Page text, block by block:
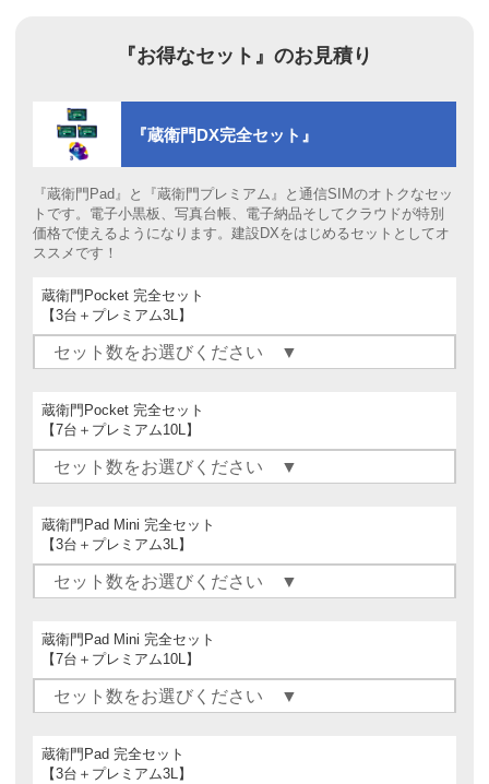
『お得なセット』のお見積り
『蔵衛門DX完全セット』
『蔵衛門Pad』と『蔵衛門プレミアム』と通信SIMのオトクなセッ
トです。電子小黒板、写真台帳、電子納品そしてクラウドが特別
価格で使えるようになります。建設DXをはじめるセットとしてオ
ススメです！
蔵衛門Pocket 完全セット
【3台＋プレミアム3L】
蔵衛門Pocket 完全セット
【7台＋プレミアム10L】
蔵衛門Pad Mini 完全セット
【3台＋プレミアム3L】
蔵衛門Pad Mini 完全セット
【7台＋プレミアム10L】
蔵衛門Pad 完全セット
【3台＋プレミアム3L】